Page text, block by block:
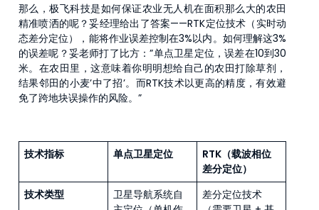
那么，极飞科技是如何保证农业无人机在面积那么大的农田
精准喷洒的呢？妥经理给出了答案——RTK定位技术（实时动
态差分定位），能将作业误差控制在3%以内。如何理解这3%
的误差呢？妥老师打了比方：”单点卫星定位，误差在10到30
米。在农田里，这意味着你明明想给自己的农田打除草剂，
结果邻田的小麦’中了招’。而RTK技术以更高的精度，有效避
免了跨地块误操作的风险。”
技术指标 单点卫星定位
RTK（载波相位
差分定位）
技术类型
卫星导航系统自
差分定位技术